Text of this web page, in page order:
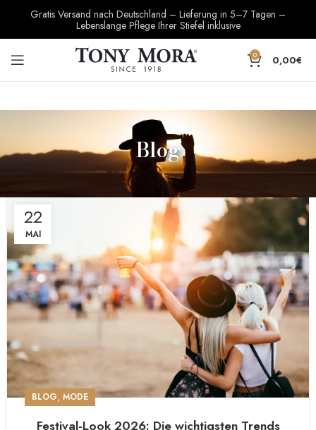
Gratis Versand nach Deutschland – Lieferung in 5–7 Tagen –
Lebenslange Pflege Ihrer Stiefel inklusive
0 0,00€
Blog
22
MAI
BLOG, MODE
Festival-Look 2026: Die wichtigsten Trends